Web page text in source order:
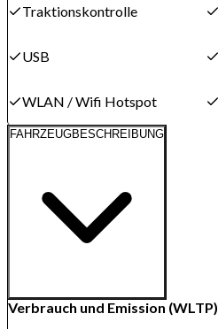
Traktionskontrolle
USB
WLAN / Wifi Hotspot
FAHRZEUGBESCHREIBUNG
Verbrauch und Emission (WLTP)